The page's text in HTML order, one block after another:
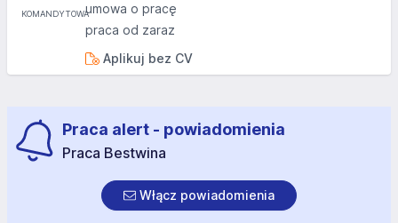
umowa o pracę
praca od zaraz
Aplikuj bez CV
Praca alert - powiadomienia
Praca Bestwina
Włącz powiadomienia